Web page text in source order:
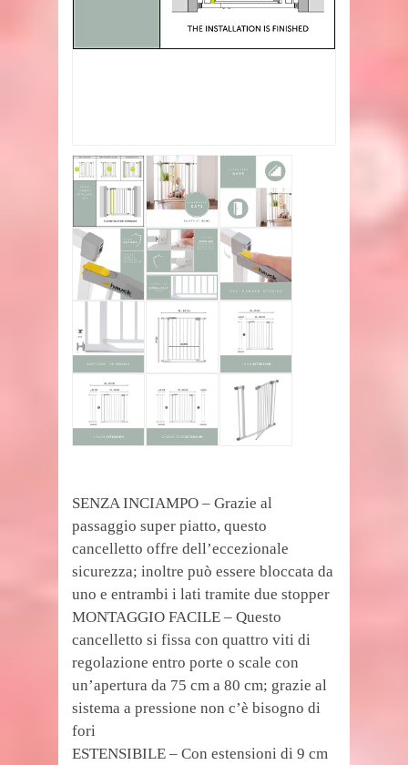
SENZA INCIAMPO – Grazie al
passaggio super piatto, questo
cancelletto offre dell’eccezionale
sicurezza; inoltre può essere bloccata da
uno e entrambi i lati tramite due stopper
MONTAGGIO FACILE – Questo
cancelletto si fissa con quattro viti di
regolazione entro porte o scale con
un’apertura da 75 cm a 80 cm; grazie al
sistema a pressione non c’è bisogno di
fori
ESTENSIBILE – Con estensioni di 9 cm